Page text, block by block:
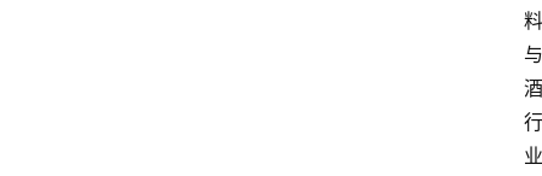
料
与
酒
行
业